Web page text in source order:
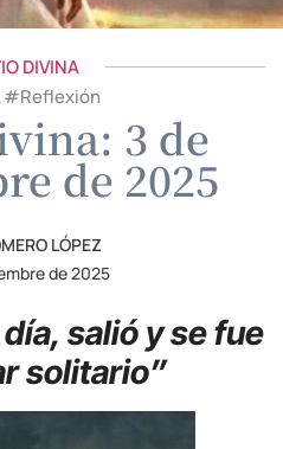
DIVINA
#Reflexión
3 de
de 2025
LÓPEZ
de 2025
salió y se fue
solitario”